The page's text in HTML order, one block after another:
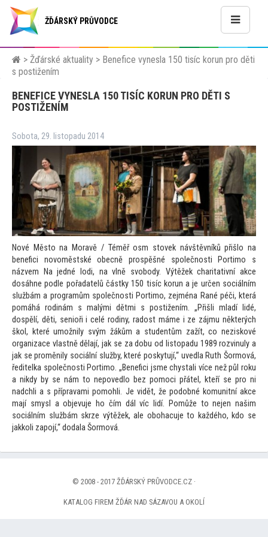
ŽĎÁRSKÝ PRŮVODCE
> Žďárské aktuality > Benefice vynesla 150 tisíc korun pro děti
s postižením
BENEFICE VYNESLA 150 TISÍC KORUN PRO DĚTI S
POSTIŽENÍM
Sobota, 29. listopadu 2014
Nové Město na Moravě / Téměř osm stovek návštěvníků přišlo na
benefici novoměstské obecně prospěšné společnosti Portimo s
názvem Na jedné lodi, na vlně svobody. Výtěžek charitativní akce
dosáhne podle pořadatelů částky 150 tisíc korun a je určen sociálním
službám a programům společnosti Portimo, zejména Rané péči, která
pomáhá rodinám s malými dětmi s postižením. „Přišli mladí lidé,
dospělí, děti, senioři i celé rodiny, radost máme i ze zájmu některých
škol, které umožnily svým žákům a studentům zažít, co neziskové
organizace vlastně dělají, jak se za dobu od listopadu 1989 rozvinuly a
jak se proměnily sociální služby, které poskytují,“ uvedla Ruth Šormová,
ředitelka společnosti Portimo. „Benefici jsme chystali více než půl roku
a nikdy by se nám to nepovedlo bez pomoci přátel, kteří se pro ni
nadchli a s přípravami pomohli. Je vidět, že podobné komunitní akce
mají smysl a objevuje ho čím dál víc lidí. Pomůže to nejen našim
sociálním službám skrze výtěžek, ale obohacujeto každého, kdo se
jakkoli zapojí,“ dodala Šormová.
© 2008 - 2017 ŽĎÁRSKÝ PRŮVODCE.CZ ·
KATALOG FIREM ŽĎÁR NAD SÁZAVOU A OKOLÍ